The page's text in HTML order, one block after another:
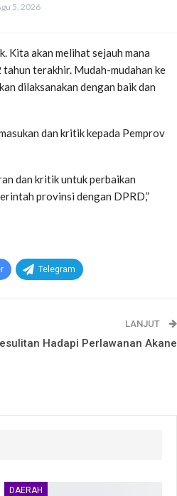
5, 2026
Kita akan melihat sejauh mana
terakhir. Mudah-mudahan ke
dilaksanakan dengan baik dan
dan kritik kepada Pemprov
dan kritik untuk perbaikan
provinsi dengan DPRD,”
Telegram
LANJUT
Hadapi Perlawanan Akane
DAERAH